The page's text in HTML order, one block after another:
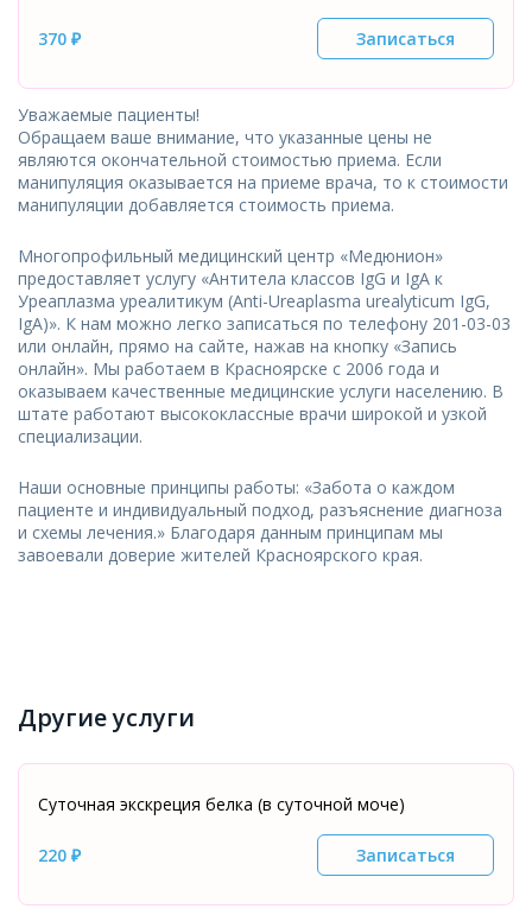
370 ₽ Записаться
Уважаемые пациенты!
Обращаем ваше внимание, что указанные цены не
являются окончательной стоимостью приема. Если
манипуляция оказывается на приеме врача, то к стоимости
манипуляции добавляется стоимость приема.
Многопрофильный медицинский центр «Медюнион»
предоставляет услугу «Антитела классов IgG и IgA к
Уреаплазма уреалитикум (Аnti-Ureaplasma urealyticum IgG,
IgA)». К нам можно легко записаться по телефону 201-03-03
или онлайн, прямо на сайте, нажав на кнопку «Запись
онлайн». Мы работаем в Красноярске с 2006 года и
оказываем качественные медицинские услуги населению. В
штате работают высококлассные врачи широкой и узкой
специализации.
Наши основные принципы работы: «Забота о каждом
пациенте и индивидуальный подход, разъяснение диагноза
и схемы лечения.» Благодаря данным принципам мы
завоевали доверие жителей Красноярского края.
Другие услуги
Суточная экскреция белка (в суточной моче)
220 ₽ Записаться